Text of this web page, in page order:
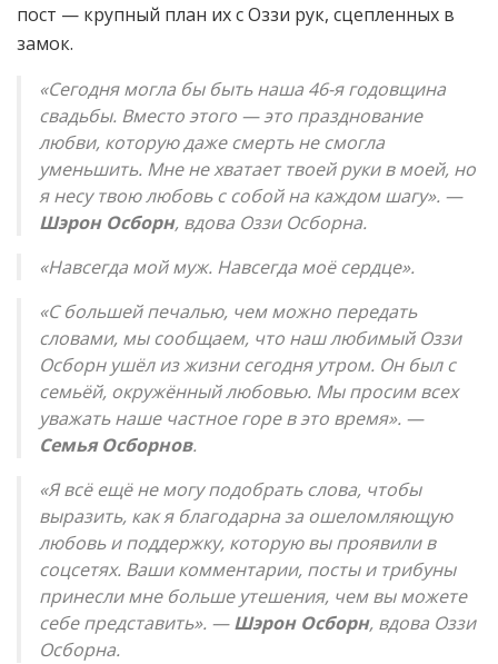
пост — крупный план их с Оззи рук, сцепленных в
замок.
«Сегодня могла бы быть наша 46-я годовщина
свадьбы. Вместо этого — это празднование
любви, которую даже смерть не смогла
уменьшить. Мне не хватает твоей руки в моей, но
я несу твою любовь с собой на каждом шагу». —
Шэрон Осборн, вдова Оззи Осборна.
«Навсегда мой муж. Навсегда моё сердце».
«С большей печалью, чем можно передать
словами, мы сообщаем, что наш любимый Оззи
Осборн ушёл из жизни сегодня утром. Он был с
семьёй, окружённый любовью. Мы просим всех
уважать наше частное горе в это время». —
Семья Осборнов.
«Я всё ещё не могу подобрать слова, чтобы
выразить, как я благодарна за ошеломляющую
любовь и поддержку, которую вы проявили в
соцсетях. Ваши комментарии, посты и трибуны
принесли мне больше утешения, чем вы можете
себе представить». —Шэрон Осборн, вдова Оззи
Осборна.